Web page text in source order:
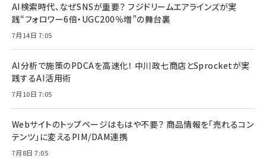
AI検索時代、なぜSNSが重要？ フジドリームエアラインズが実
践“フォロワー6倍・UGC200％増”の舞台裏
7月14日 7:05
AI分析で施策のPDCAを高速化！ 中川政七商店とSprocketが実
践するAI活用術
7月10日 7:05
Webサイトのトップページはもはや不要？ 商品情報を「売れるコン
テンツ」に変えるPIM/DAM連携
7月8日 7:05